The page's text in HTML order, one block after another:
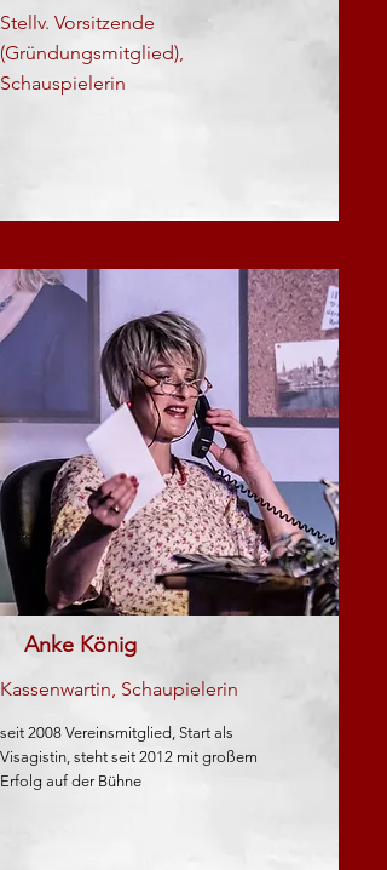
Stellv. Vorsitzende
(Gründungsmitglied),
Schauspielerin
Anke König
Kassenwartin, Schaupielerin
seit 2008 Vereinsmitglied, Start als
Visagistin, steht seit 2012 mit großem
Erfolg auf der Bühne